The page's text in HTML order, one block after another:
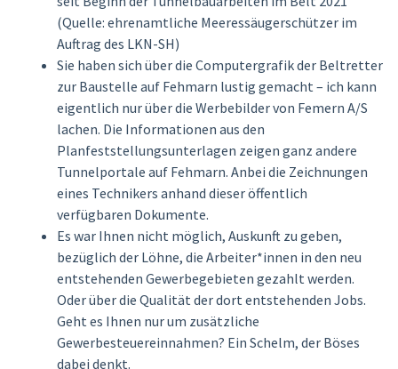
(Quelle: ehrenamtliche Meeressäugerschützer im
Auftrag des LKN-SH)
Sie haben sich über die Computergrafik der Beltretter
zur Baustelle auf Fehmarn lustig gemacht – ich kann
eigentlich nur über die Werbebilder von Femern A/S
lachen. Die Informationen aus den
Planfeststellungsunterlagen zeigen ganz andere
Tunnelportale auf Fehmarn. Anbei die Zeichnungen
eines Technikers anhand dieser öffentlich
verfügbaren Dokumente.
Es war Ihnen nicht möglich, Auskunft zu geben,
bezüglich der Löhne, die Arbeiter*innen in den neu
entstehenden Gewerbegebieten gezahlt werden.
Oder über die Qualität der dort entstehenden Jobs.
Geht es Ihnen nur um zusätzliche
Gewerbesteuereinnahmen? Ein Schelm, der Böses
dabei denkt.